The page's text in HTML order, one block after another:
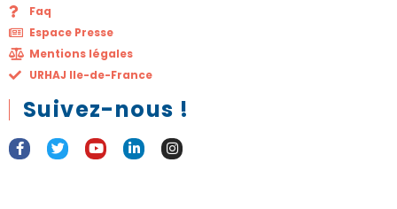
Faq
Espace Presse
Mentions légales
URHAJ Ile-de-France
Suivez-nous !